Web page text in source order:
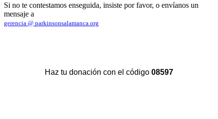
Si no te contestamos enseguida, insiste por favor, o envíanos un
mensaje a
gerencia @ parkinsonsalamanca.org
Haz tu donación con el código 08597